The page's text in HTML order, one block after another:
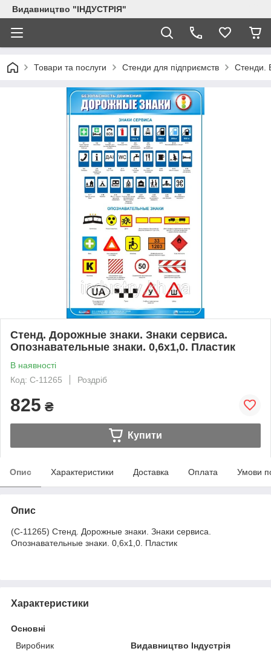
Видавництво "ІНДУСТРІЯ"
Товари та послуги Стенди для підприємств Стенди.
Стенд. Дорожные знаки. Знаки сервиса.
Опознавательные знаки. 0,6х1,0. Пластик
В наявності
Код: С-11265
Роздріб
825 ₴
Купити
Опис Характеристики Доставка Оплата Умови
Опис
(С-11265) Стенд. Дорожные знаки. Знаки сервиса.
Опознавательные знаки. 0,6х1,0. Пластик
Характеристики
Основні
Виробник
Видавництво Індустрія